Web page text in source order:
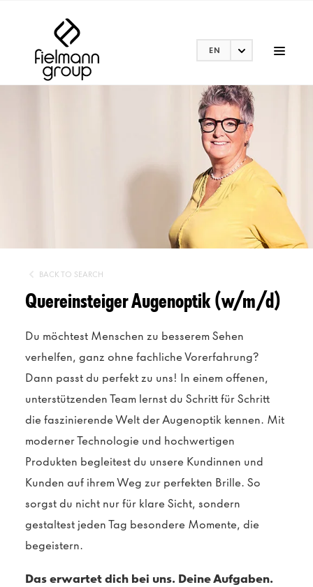
EN
BACK TO SEARCH
Quereinsteiger Augenoptik (w/m/d)
Du möchtest Menschen zu besserem Sehen
verhelfen, ganz ohne fachliche Vorerfahrung?
Dann passt du perfekt zu uns! In einem offenen,
unterstützenden Team lernst du Schritt für Schritt
die faszinierende Welt der Augenoptik kennen. Mit
moderner Technologie und hochwertigen
Produkten begleitest du unsere Kundinnen und
Kunden auf ihrem Weg zur perfekten Brille. So
sorgst du nicht nur für klare Sicht, sondern
gestaltest jeden Tag besondere Momente, die
begeistern.
Das erwartet dich bei uns. Deine Aufgaben.